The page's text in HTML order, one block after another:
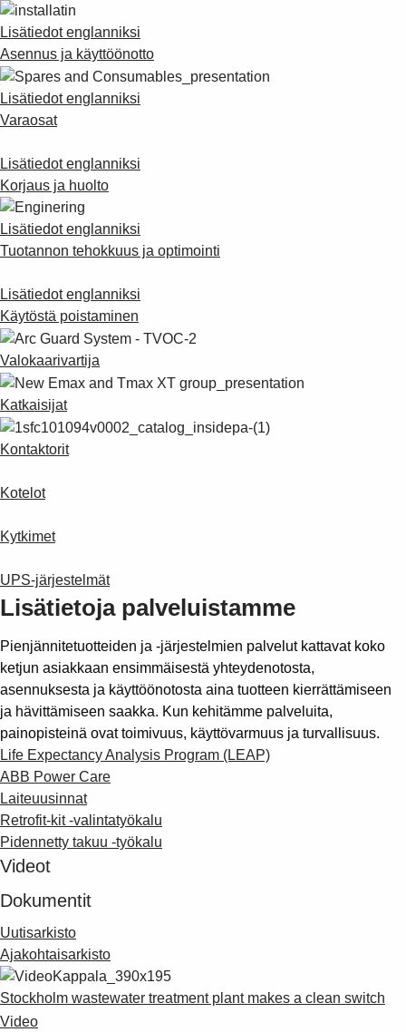
Lisätiedot englanniksi
Asennus ja käyttöönotto
Lisätiedot englanniksi
Varaosat
Lisätiedot englanniksi
Korjaus ja huolto
Lisätiedot englanniksi
Tuotannon tehokkuus ja optimointi
Lisätiedot englanniksi
Käytöstä poistaminen
Valokaarivartija
Katkaisijat
Kontaktorit
Kotelot
Kytkimet
UPS-järjestelmät
Lisätietoja palveluistamme
Pienjännitetuotteiden ja -järjestelmien palvelut kattavat koko
ketjun asiakkaan ensimmäisestä yhteydenotosta,
asennuksesta ja käyttöönotosta aina tuotteen kierrättämiseen
ja hävittämiseen saakka. Kun kehitämme palveluita,
painopisteinä ovat toimivuus, käyttövarmuus ja turvallisuus.
Life Expectancy Analysis Program (LEAP)
ABB Power Care
Laiteuusinnat
Retrofit-kit -valintatyökalu
Pidennetty takuu -työkalu
Videot
Dokumentit
Uutisarkisto
Ajakohtaisarkisto
Stockholm wastewater treatment plant makes a clean switch
Video